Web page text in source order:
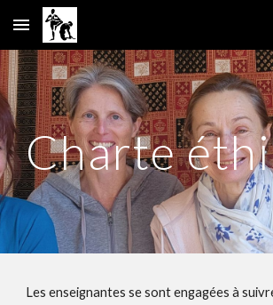
Skip to main content
Charte
Les enseignantes se sont engagées à